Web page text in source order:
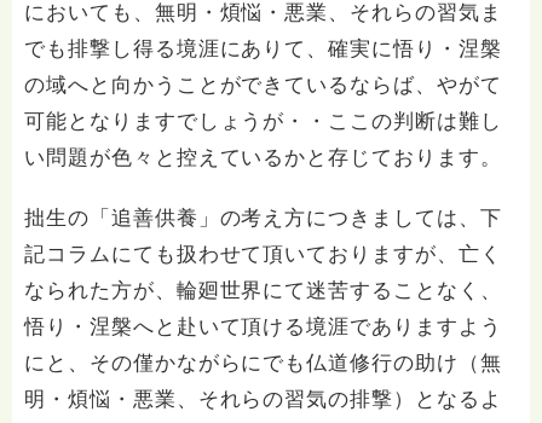
においても、無明・煩悩・悪業、それらの習気ま
でも排撃し得る境涯にありて、確実に悟り・涅槃
の域へと向かうことができているならば、やがて
可能となりますでしょうが・・ここの判断は難し
い問題が色々と控えているかと存じております。
拙生の「追善供養」の考え方につきましては、下
記コラムにても扱わせて頂いておりますが、亡く
なられた方が、輪廻世界にて迷苦することなく、
悟り・涅槃へと赴いて頂ける境涯でありますよう
にと、その僅かながらにでも仏道修行の助け（無
明・煩悩・悪業、それらの習気の排撃）となるよ